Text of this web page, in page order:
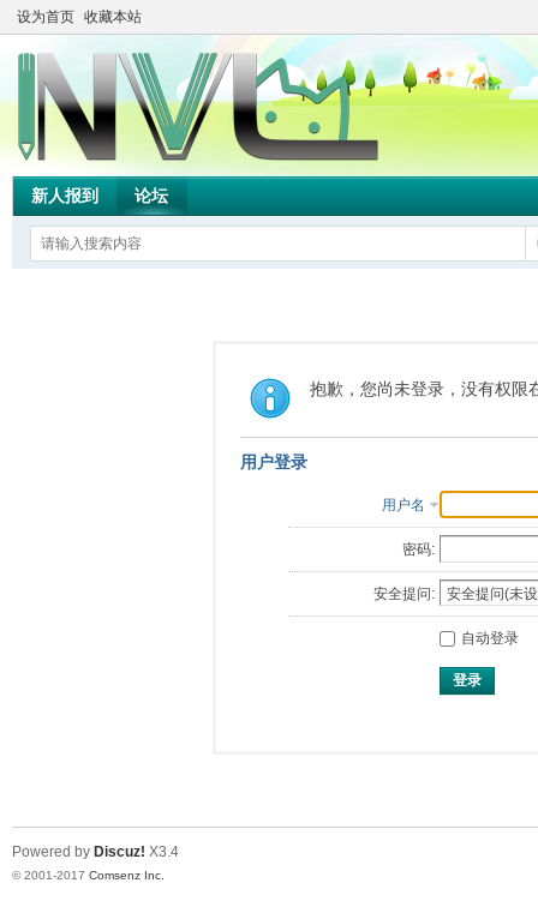
设为首页 收藏本站
新人报到 论坛
抱歉，您尚未登录，没有权限
用户登录
用户名
密码:
安全提问:
自动登录
登录
Powered by Discuz! X3.4
© 2001-2017 Comsenz Inc.